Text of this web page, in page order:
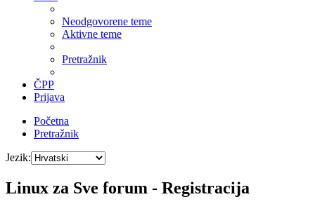
Neodgovorene teme
Aktivne teme
Pretražnik
ČPP
Prijava
Početna
Pretražnik
Jezik:
Linux za Sve forum - Registracija